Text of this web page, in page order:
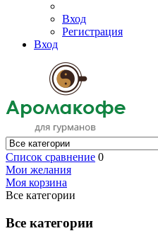
Вход
Регистрация
Вход
Список сравнение 0
Мои желания
Моя корзина
Все категории
Все категории